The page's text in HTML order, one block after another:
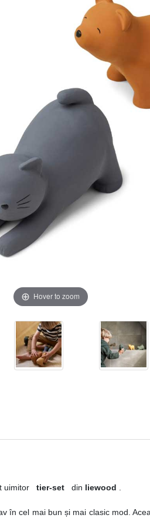
Hover to zoom
uimitor tier-set din liewood
în cel mai bun și mai clasic mod.